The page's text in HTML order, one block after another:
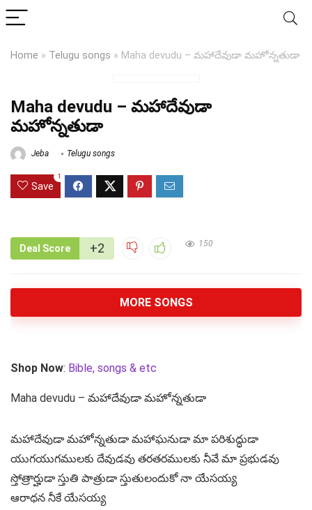
Home » Telugu songs » Maha devudu – మహాదేవుడా మహోన్నతుడా
Maha devudu – మహాదేవుడా
మహోన్నతుడా
Jeba Telugu songs
Save
1
Deal Score +2 150
MORE SONGS
Shop Now: Bible, songs & etc
Maha devudu – మహాదేవుడా మహోన్నతుడా
మహాదేవుడా మహోన్నతుడా మహాఘనుడా మా పరిశుద్ధుడా
యుగయుగములకు దేవుడవు తరతరములకు నీవే మా ప్రభుడవు
స్తోత్రార్హుడా స్తుతి పాత్రుడా స్తుతులందుకో నా యేసయ్య
ఆరాధన నీకే యేసయ్య